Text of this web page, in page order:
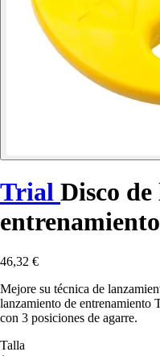
Trial Disco
entrenamiento
46,32 €
Mejore su técnica de
lanzamiento de entrenamiento
con 3 posiciones de agarre.
Talla